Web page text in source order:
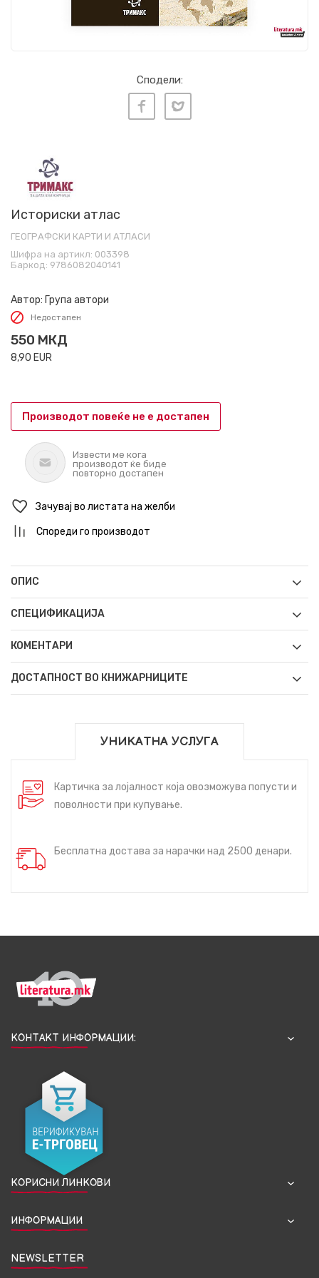
Сподели:
Историски атлас
ГЕОГРАФСКИ КАРТИ И АТЛАСИ
Шифра на артикл: 003398
Баркод: 9786082040141
Автор: Група автори
Недостапен
550 МКД
8,90 EUR
Производот повеќе не е достапен
Извести ме кога
производот ќе биде
повторно достапен
Зачувај во листата на желби
Спореди го производот
ОПИС
СПЕЦИФИКАЦИЈА
КОМЕНТАРИ
ДОСТАПНОСТ ВО КНИЖАРНИЦИТЕ
УНИКАТНА УСЛУГА
Картичка за лојалност која овозможува попусти и
поволности при купување.
Бесплатна достава за нарачки над 2500 денари.
КОНТАКТ ИНФОРМАЦИИ:
КОРИСНИ ЛИНКОВИ
ИНФОРМАЦИИ
NEWSLETTER